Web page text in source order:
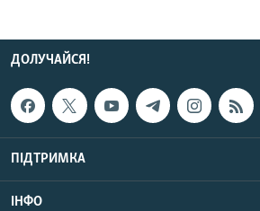
ДОЛУЧАЙСЯ!
ПІДТРИМКА
ІНФО